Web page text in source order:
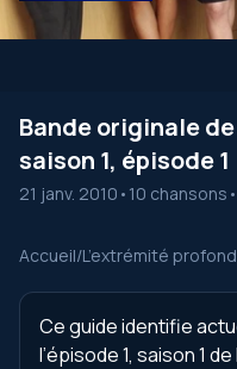
Bande originale
saison 1, épisode 1
21 janv. 2010 • 10 chansons •
Accueil/L’extrémité
Ce guide identifie
l’épisode 1, saison 1